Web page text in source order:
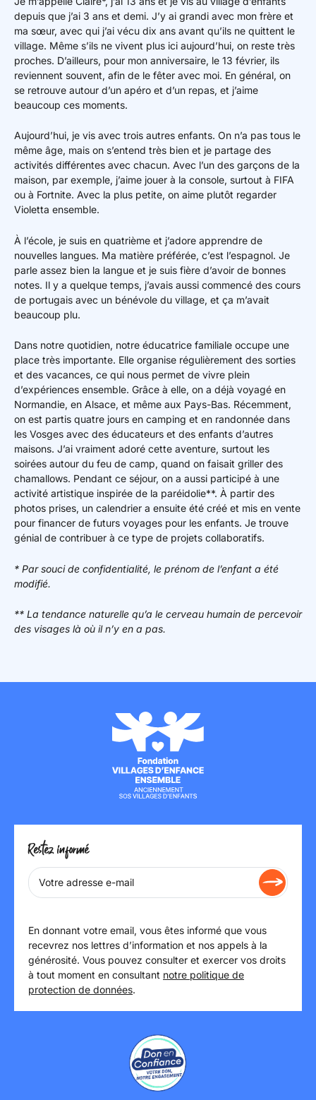
depuis que j’ai 3 ans et demi. J’y ai grandi avec mon frère et
ma sœur, avec qui j’ai vécu dix ans avant qu’ils ne quittent le
village. Même s’ils ne vivent plus ici aujourd’hui, on reste très
proches. D’ailleurs, pour mon anniversaire, le 13 février, ils
reviennent souvent, afin de le fêter avec moi. En général, on
se retrouve autour d’un apéro et d’un repas, et j’aime
beaucoup ces moments.
Aujourd’hui, je vis avec trois autres enfants. On n’a pas tous le
même âge, mais on s’entend très bien et je partage des
activités différentes avec chacun. Avec l’un des garçons de la
maison, par exemple, j’aime jouer à la console, surtout à FIFA
ou à Fortnite. Avec la plus petite, on aime plutôt regarder
Violetta ensemble.
À l’école, je suis en quatrième et j’adore apprendre de
nouvelles langues. Ma matière préférée, c’est l’espagnol. Je
parle assez bien la langue et je suis fière d’avoir de bonnes
notes. Il y a quelque temps, j’avais aussi commencé des cours
de portugais avec un bénévole du village, et ça m’avait
beaucoup plu.
Dans notre quotidien, notre éducatrice familiale occupe une
place très importante. Elle organise régulièrement des sorties
et des vacances, ce qui nous permet de vivre plein
d’expériences ensemble. Grâce à elle, on a déjà voyagé en
Normandie, en Alsace, et même aux Pays-Bas. Récemment,
on est partis quatre jours en camping et en randonnée dans
les Vosges avec des éducateurs et des enfants d’autres
maisons. J’ai vraiment adoré cette aventure, surtout les
soirées autour du feu de camp, quand on faisait griller des
chamallows. Pendant ce séjour, on a aussi participé à une
activité artistique inspirée de la paréidolie**. À partir des
photos prises, un calendrier a ensuite été créé et mis en vente
pour financer de futurs voyages pour les enfants. Je trouve
génial de contribuer à ce type de projets collaboratifs.
* Par souci de confidentialité, le prénom de l’enfant a été
modifié.
** La tendance naturelle qu’a le cerveau humain de percevoir
des visages là où il n’y en a pas.
Restez informé
En donnant votre email, vous êtes informé que vous
recevrez nos lettres d’information et nos appels à la
générosité. Vous pouvez consulter et exercer vos droits
à tout moment en consultant notre politique de
protection de données.